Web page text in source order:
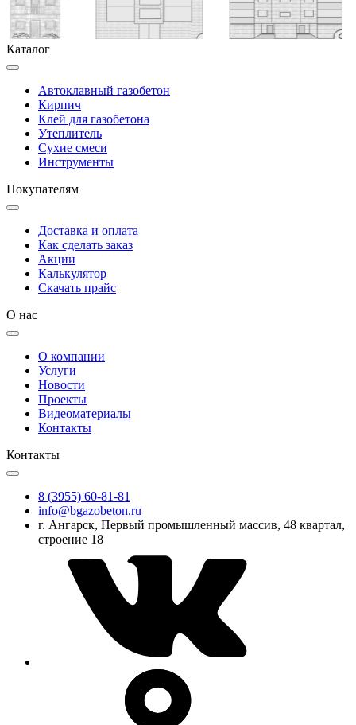
Каталог
Автоклавный газобетон
Кирпич
Клей для газобетона
Утеплитель
Сухие смеси
Инструменты
Покупателям
Доставка и оплата
Как сделать заказ
Акции
Калькулятор
Скачать прайс
О нас
О компании
Услуги
Новости
Проекты
Видеоматериалы
Контакты
Контакты
8 (3955) 60-81-81
info@bgazobeton.ru
г. Ангарск, Первый промышленный массив, 48 квартал,
строение 18